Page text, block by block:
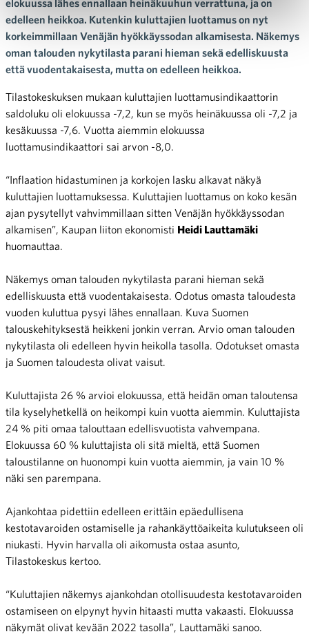
edelleen heikkoa. Kutenkin kuluttajien luottamus on nyt
korkeimmillaan Venäjän hyökkäyssodan alkamisesta. Näkemys
oman talouden nykytilasta parani hieman sekä edelliskuusta
että vuodentakaisesta, mutta on edelleen heikkoa.
Tilastokeskuksen mukaan kuluttajien luottamusindikaattorin
saldoluku oli elokuussa -7,2, kun se myös heinäkuussa oli -7,2 ja
kesäkuussa -7,6. Vuotta aiemmin elokuussa
luottamusindikaattori sai arvon -8,0.
“Inflaation hidastuminen ja korkojen lasku alkavat näkyä
kuluttajien luottamuksessa. Kuluttajien luottamus on koko kesän
ajan pysytellyt vahvimmillaan sitten Venäjän hyökkäyssodan
alkamisen”, Kaupan liiton ekonomisti Heidi Lauttamäki
huomauttaa.
Näkemys oman talouden nykytilasta parani hieman sekä
edelliskuusta että vuodentakaisesta. Odotus omasta taloudesta
vuoden kuluttua pysyi lähes ennallaan. Kuva Suomen
talouskehityksestä heikkeni jonkin verran. Arvio oman talouden
nykytilasta oli edelleen hyvin heikolla tasolla. Odotukset omasta
ja Suomen taloudesta olivat vaisut.
Kuluttajista 26 % arvioi elokuussa, että heidän oman taloutensa
tila kyselyhetkellä on heikompi kuin vuotta aiemmin. Kuluttajista
24 % piti omaa talouttaan edellisvuotista vahvempana.
Elokuussa 60 % kuluttajista oli sitä mieltä, että Suomen
taloustilanne on huonompi kuin vuotta aiemmin, ja vain 10 %
näki sen parempana.
Ajankohtaa pidettiin edelleen erittäin epäedullisena
kestotavaroiden ostamiselle ja rahankäyttöaikeita kulutukseen oli
niukasti. Hyvin harvalla oli aikomusta ostaa asunto,
Tilastokeskus kertoo.
“Kuluttajien näkemys ajankohdan otollisuudesta kestotavaroiden
ostamiseen on elpynyt hyvin hitaasti mutta vakaasti. Elokuussa
näkymät olivat kevään 2022 tasolla”, Lauttamäki sanoo.